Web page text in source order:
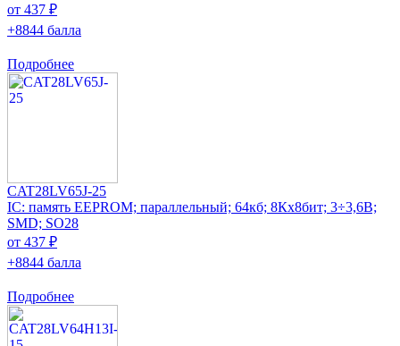
от 437 ₽
+8844 балла
Подробнее
CAT28LV65J-25
IC: память EEPROM; параллельный; 64кб; 8Кx8бит; 3÷3,6В;
SMD; SO28
от 437 ₽
+8844 балла
Подробнее